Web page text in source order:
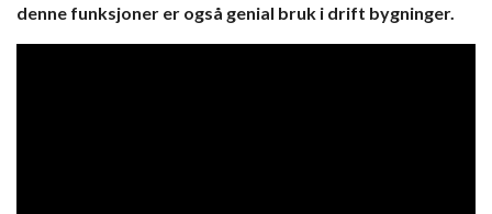
denne funksjoner er også genial bruk i drift bygninger.